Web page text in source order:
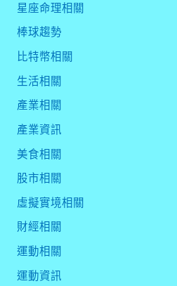
星座命理相關
棒球趨勢
比特幣相關
生活相關
產業相關
產業資訊
美食相關
股市相關
虛擬實境相關
財經相關
運動相關
運動資訊